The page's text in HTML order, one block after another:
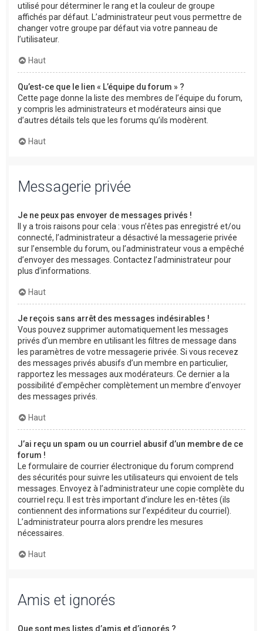
utilisé pour déterminer le rang et la couleur de groupe
affichés par défaut. L’administrateur peut vous permettre de
changer votre groupe par défaut via votre panneau de
l’utilisateur.
Haut
Qu’est-ce que le lien « L’équipe du forum » ?
Cette page donne la liste des membres de l’équipe du forum,
y compris les administrateurs et modérateurs ainsi que
d’autres détails tels que les forums qu’ils modèrent.
Haut
Messagerie privée
Je ne peux pas envoyer de messages privés !
Il y a trois raisons pour cela : vous n’êtes pas enregistré et/ou
connecté, l’administrateur a désactivé la messagerie privée
sur l’ensemble du forum, ou l’administrateur vous a empêché
d’envoyer des messages. Contactez l’administrateur pour
plus d’informations.
Haut
Je reçois sans arrêt des messages indésirables !
Vous pouvez supprimer automatiquement les messages
privés d’un membre en utilisant les filtres de message dans
les paramètres de votre messagerie privée. Si vous recevez
des messages privés abusifs d’un membre en particulier,
rapportez les messages aux modérateurs. Ce dernier a la
possibilité d’empêcher complètement un membre d’envoyer
des messages privés.
Haut
J’ai reçu un spam ou un courriel abusif d’un membre de ce
forum !
Le formulaire de courrier électronique du forum comprend
des sécurités pour suivre les utilisateurs qui envoient de tels
messages. Envoyez à l’administrateur une copie complète du
courriel reçu. Il est très important d’inclure les en-têtes (ils
contiennent des informations sur l’expéditeur du courriel).
L’administrateur pourra alors prendre les mesures
nécessaires.
Haut
Amis et ignorés
Que sont mes listes d’amis et d’ignorés ?